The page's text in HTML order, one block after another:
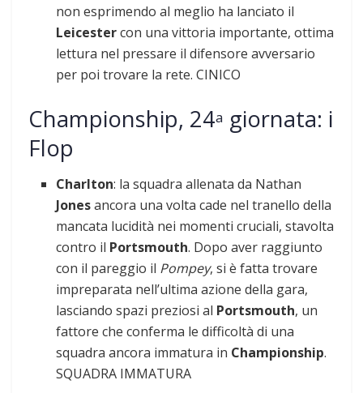
non esprimendo al meglio ha lanciato il
Leicestercon una vittoria importante, ottima
lettura nel pressare il difensore avversario
per poi trovare la rete. CINICO
Championship, 24a giornata: i
Flop
Charlton: la squadra allenata da Nathan
Jonesancora una volta cade nel tranello della
mancata lucidità nei momenti cruciali, stavolta
contro il Portsmouth. Dopo aver raggiunto
con il pareggio il Pompey, si è fatta trovare
impreparata nell’ultima azione della gara,
lasciando spazi preziosi al Portsmouth, un
fattore che conferma le difficoltà di una
squadra ancora immatura in Championship.
SQUADRA IMMATURA